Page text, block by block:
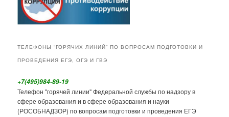
ТЕЛЕФОНЫ “ГОРЯЧИХ ЛИНИЙ” ПО ВОПРОСАМ ПОДГОТОВКИ И
ПРОВЕДЕНИЯ ЕГЭ, ОГЭ И ГВЭ
+7(495)984-89-19
Телефон "горячей линии" Федеральной службы по надзору в
сфере образования и в сфере образования и науки
(РОСОБНАДЗОР) по вопросам подготовки и проведения ЕГЭ